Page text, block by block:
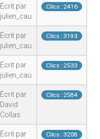
Écrit par
julien_cau
Clics : 2416
Écrit par
julien_cau
Clics : 3193
Écrit par
julien_cau
Clics : 2533
Écrit par
David
Collas
Clics : 2584
Écrit par
Clics : 3208